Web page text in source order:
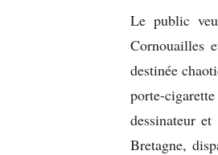
Le public
Cornouailles
destinée
porte-
dessinateur
Bretagne,